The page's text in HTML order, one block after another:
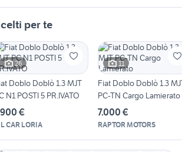
per te
26
Doblo Doblò 1.3 MJT
N1 POSTI 5 PR.IVATO
€
CAR LORIA
11
Fiat Doblo Doblò 1.3
PC-TN Cargo Lamierato
7.000 €
RAPTOR MOTORS